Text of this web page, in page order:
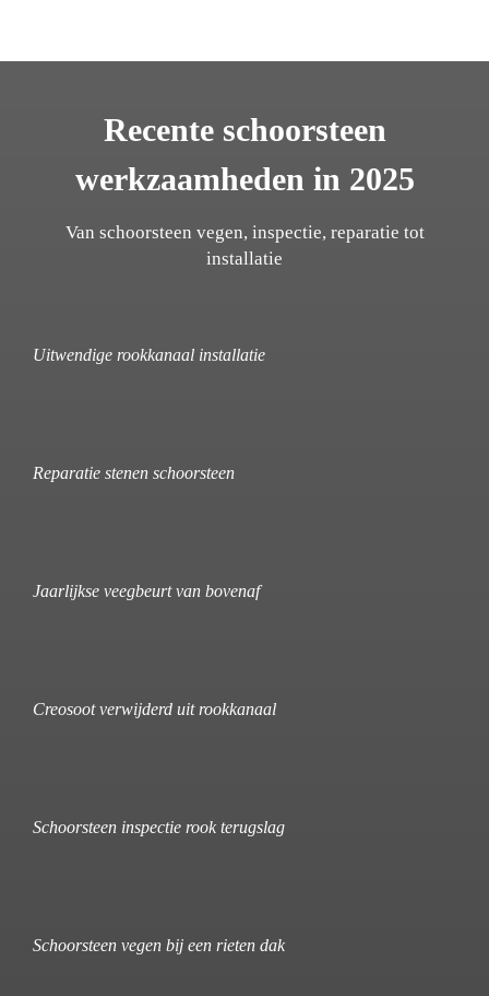
Recente schoorsteen
werkzaamheden in 2025
Van schoorsteen vegen, inspectie, reparatie tot
installatie
Uitwendige rookkanaal installatie
Reparatie stenen schoorsteen
Jaarlijkse veegbeurt van bovenaf
Creosoot verwijderd uit rookkanaal
Schoorsteen inspectie rook terugslag
Schoorsteen vegen bij een rieten dak